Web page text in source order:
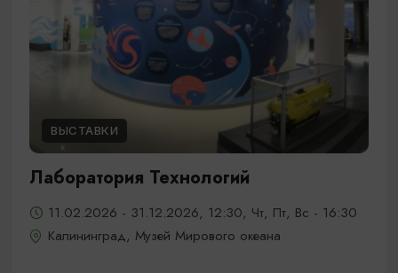
ВЫСТАВКИ
Лаборатория Технологий
11.02.2026 - 31.12.2026, 12:30, Чт, Пт, Вс - 16:30
Калининград, Музей Мирового океана